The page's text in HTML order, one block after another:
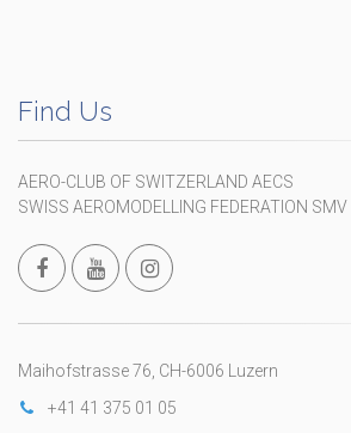
Find Us
AERO-CLUB OF SWITZERLAND AECS
SWISS AEROMODELLING FEDERATION SMV
Maihofstrasse 76, CH-6006 Luzern
+41 41 375 01 05